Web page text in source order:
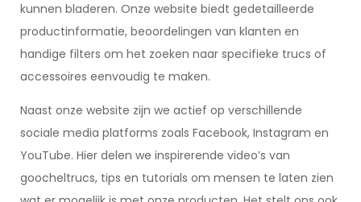
kunnen bladeren. Onze website biedt gedetailleerde
productinformatie, beoordelingen van klanten en
handige filters om het zoeken naar specifieke trucs of
accessoires eenvoudig te maken.
Naast onze website zijn we actief op verschillende
sociale media platforms zoals Facebook, Instagram en
YouTube. Hier delen we inspirerende video’s van
goocheltrucs, tips en tutorials om mensen te laten zien